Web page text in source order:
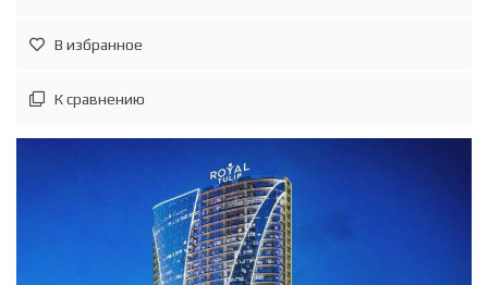
В избранное
К сравнению